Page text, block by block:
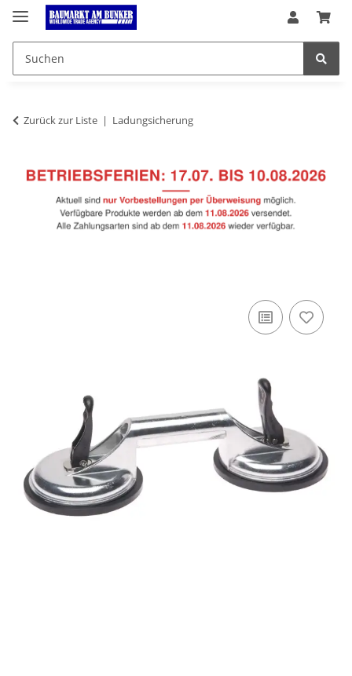
Zurück zur Liste Ladungsicherung